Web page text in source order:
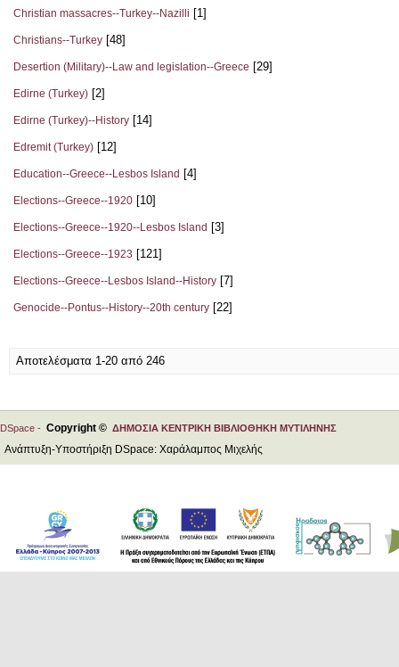
Christian massacres--Turkey--Nazilli [1]
Christians--Turkey [48]
Desertion (Military)--Law and legislation--Greece [29]
Edirne (Turkey) [2]
Edirne (Turkey)--History [14]
Edremit (Turkey) [12]
Education--Greece--Lesbos Island [4]
Elections--Greece--1920 [10]
Elections--Greece--1920--Lesbos Island [3]
Elections--Greece--1923 [121]
Elections--Greece--Lesbos Island--History [7]
Genocide--Pontus--History--20th century [22]
Αποτελέσματα 1-20 από 246
DSpace - Copyright © ΔΗΜΟΣΙΑ ΚΕΝΤΡΙΚΗ ΒΙΒΛΙΟΘΗΚΗ ΜΥΤΙΛΗΝΗΣ
Ανάπτυξη-Υποστήριξη DSpace: Χαράλαμπος Μιχελής